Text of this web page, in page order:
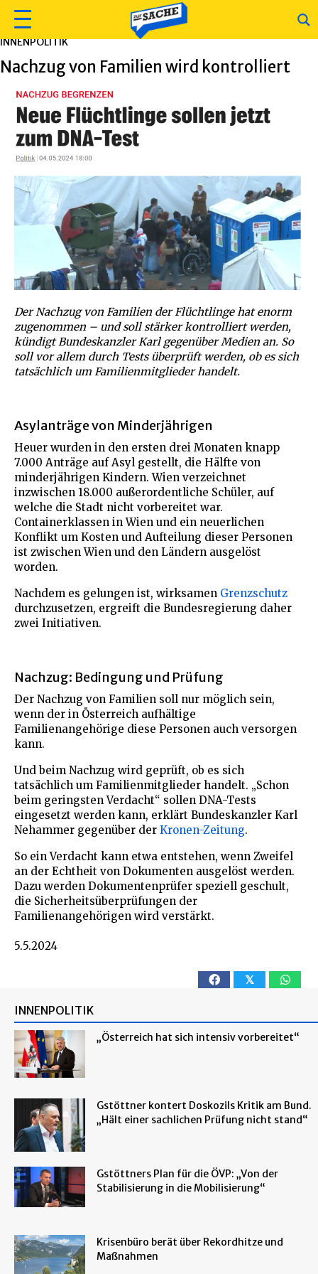
INNENPOLITIK
Nachzug von Familien wird kontrolliert
Der Nachzug von Familien der Flüchtlinge hat enorm
zugenommen – und soll stärker kontrolliert werden,
kündigt Bundeskanzler Karl gegenüber Medien an. So
soll vor allem durch Tests überprüft werden, ob es sich
tatsächlich um Familienmitglieder handelt.
Asylanträge von Minderjährigen
Heuer wurden in den ersten drei Monaten knapp
7.000 Anträge auf Asyl gestellt, die Hälfte von
minderjährigen Kindern. Wien verzeichnet
inzwischen 18.000 außerordentliche Schüler, auf
welche die Stadt nicht vorbereitet war.
Containerklassen in Wien und ein neuerlichen
Konflikt um Kosten und Aufteilung dieser Personen
ist zwischen Wien und den Ländern ausgelöst
worden.
Nachdem es gelungen ist, wirksamen Grenzschutz
durchzusetzen, ergreift die Bundesregierung daher
zwei Initiativen.
Nachzug: Bedingung und Prüfung
Der Nachzug von Familien soll nur möglich sein,
wenn der in Österreich aufhältige
Familienangehörige diese Personen auch versorgen
kann.
Und beim Nachzug wird geprüft, ob es sich
tatsächlich um Familienmitglieder handelt. „Schon
beim geringsten Verdacht“ sollen DNA-Tests
eingesetzt werden kann, erklärt Bundeskanzler Karl
Nehammer gegenüber der Kronen-Zeitung.
So ein Verdacht kann etwa entstehen, wenn Zweifel
an der Echtheit von Dokumenten ausgelöst werden.
Dazu werden Dokumentenprüfer speziell geschult,
die Sicherheitsüberprüfungen der
Familienangehörigen wird verstärkt.
5.5.2024
𝕏
INNENPOLITIK
„Österreich hat sich intensiv vorbereitet“
Gstöttner kontert Doskozils Kritik am Bund.
„Hält einer sachlichen Prüfung nicht stand“
Gstöttners Plan für die ÖVP: „Von der
Stabilisierung in die Mobilisierung“
Krisenbüro berät über Rekordhitze und
Maßnahmen